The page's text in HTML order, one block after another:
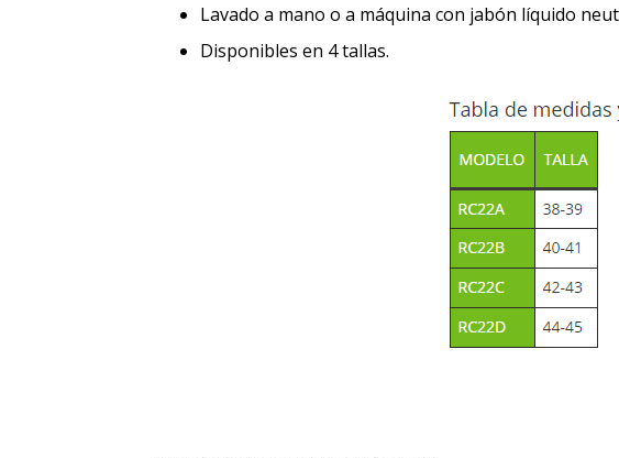
Lavado a mano o a máquina con jabón líquido
Disponibles en 4 tallas.